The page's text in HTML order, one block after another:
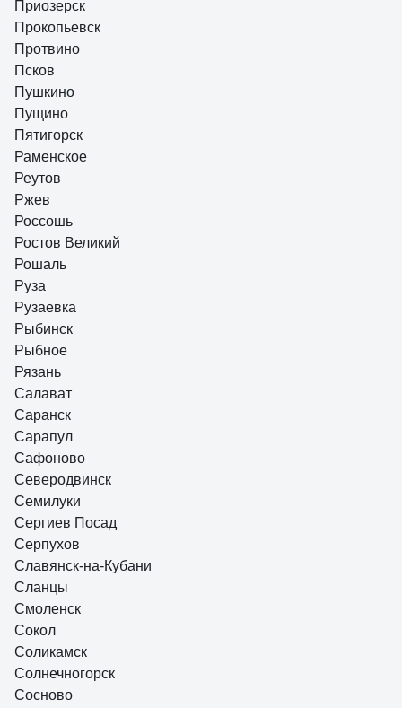
Приозерск
Прокопьевск
Протвино
Псков
Пушкино
Пущино
Пятигорск
Раменское
Реутов
Ржев
Россошь
Ростов Великий
Рошаль
Руза
Рузаевка
Рыбинск
Рыбное
Рязань
Салават
Саранск
Сарапул
Сафоново
Северодвинск
Семилуки
Сергиев Посад
Серпухов
Славянск-на-Кубани
Сланцы
Смоленск
Сокол
Соликамск
Солнечногорск
Сосново